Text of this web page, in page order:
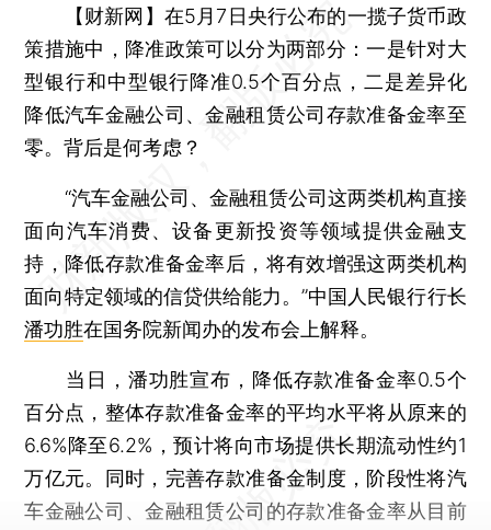
【财新网】 在5月7日央行公布的一揽子货币政
策措施中，降准政策可以分为两部分：一是针对大
型银行和中型银行降准0.5个百分点，二是差异化
降低汽车金融公司、金融租赁公司存款准备金率至
零。背后是何考虑？
“汽车金融公司、金融租赁公司这两类机构直接
面向汽车消费、设备更新投资等领域提供金融支
持，降低存款准备金率后，将有效增强这两类机构
面向特定领域的信贷供给能力。”中国人民银行行长
潘功胜在国务院新闻办的发布会上解释。
当日，潘功胜宣布，降低存款准备金率0.5个
百分点，整体存款准备金率的平均水平将从原来的
6.6%降至6.2%，预计将向市场提供长期流动性约1
万亿元。同时，完善存款准备金制度，阶段性将汽
车金融公司、金融租赁公司的存款准备金率从目前